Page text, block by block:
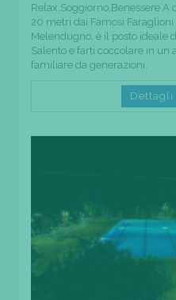
Relax,Soggiorno,Benessere
20 metri dai Famosi
Melendugno, è il posto ideale
Salento e farti coccolare in un
familiare da generazioni.
Dettagli